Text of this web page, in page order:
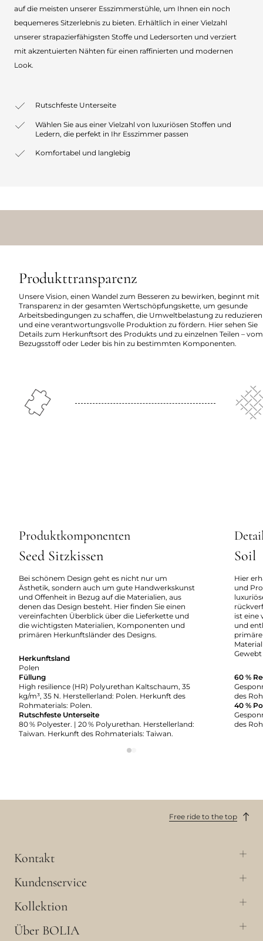
auf die meisten unserer Esszimmerstühle, um Ihnen ein noch
bequemeres Sitzerlebnis zu bieten. Erhältlich in einer Vielzahl
unserer strapazierfähigsten Stoffe und Ledersorten und verziert
mit akzentuierten Nähten für einen raffinierten und modernen
Look.
Rutschfeste Unterseite
Wählen Sie aus einer Vielzahl von luxuriösen Stoffen und
Ledern, die perfekt in Ihr Esszimmer passen
Komfortabel und langlebig
Produkttransparenz
Unsere Vision, einen Wandel zum Besseren zu bewirken, beginnt mit
Transparenz in der gesamten Wertschöpfungskette, um gesunde
Arbeitsbedingungen zu schaffen, die Umweltbelastung zu reduzieren
und eine verantwortungsvolle Produktion zu fördern. Hier sehen Sie
Details zum Herkunftsort des Produkts und zu einzelnen Teilen – vom
Bezugsstoff oder Leder bis hin zu bestimmten Komponenten.
Produktkomponenten
Seed Sitzkissen
Bei schönem Design geht es nicht nur um
Ästhetik, sondern auch um gute Handwerkskunst
und Offenheit in Bezug auf die Materialien, aus
denen das Design besteht. Hier finden Sie einen
vereinfachten Überblick über die Lieferkette und
die wichtigsten Materialien, Komponenten und
primären Herkunftsländer des Designs.
Herkunftsland
Polen
Füllung
High resilience (HR) Polyurethan Kaltschaum, 35
kg/m³, 35 N. Herstellerland: Polen. Herkunft des
Rohmaterials: Polen.
Rutschfeste Unterseite
80 % Polyester. | 20 % Polyurethan. Herstellerland:
Taiwan. Herkunft des Rohmaterials: Taiwan.
Soil
Hier
und
ist eine
und
60 %
des
40 %
des
Free ride to the top
Kontakt
Kundenservice
Kollektion
Über BOLIA